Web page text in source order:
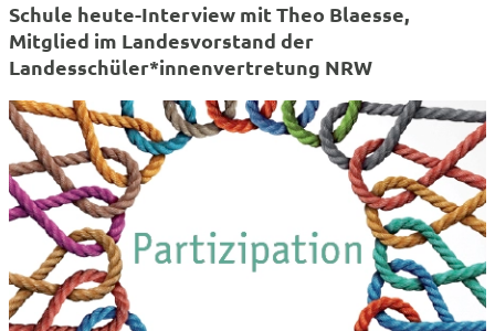
Schule heute-Interview mit Theo Blaesse,
Mitglied im Landesvorstand der
Landesschüler*innenvertretung NRW